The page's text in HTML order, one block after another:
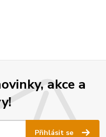
akce a
Přihlásit se